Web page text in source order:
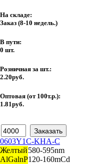
На складе:
Заказ (8-10 недель.)
В пути:
0 шт.
Розничная за шт.:
2.20руб.
Оптовая (от 100т.р.):
1.81руб.
0603Y1C-KHA-C
Желтый
AlGalnP
580-595nm
120-160mCd